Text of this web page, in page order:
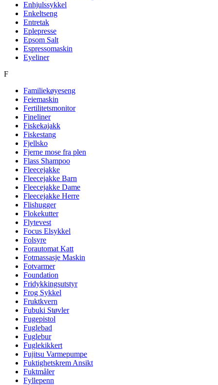
Enhjulssykkel
Enkeltseng
Entretak
Eplepresse
Epsom Salt
Espressomaskin
Eyeliner
F
Familiekøyeseng
Feiemaskin
Fertilitetsmonitor
Fineliner
Fiskekajakk
Fiskestang
Fjellsko
Fjerne mose fra plen
Flass Shampoo
Fleecejakke
Fleecejakke Barn
Fleecejakke Dame
Fleecejakke Herre
Flishugger
Flokekutter
Flytevest
Focus Elsykkel
Folsyre
Forautomat Katt
Fotmassasje Maskin
Fotvarmer
Foundation
Fridykkingsutstyr
Frog Sykkel
Fruktkvern
Fubuki Støvler
Fugepistol
Fuglebad
Fuglebur
Fuglekikkert
Fujitsu Varmepumpe
Fuktighetskrem Ansikt
Fuktmåler
Fyllepenn